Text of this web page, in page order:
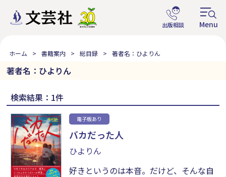
ホーム 書籍案内 総目録 著者名：ひよりん
著者名：ひよりん
検索結果：1件
電子版あり
バカだった人
ひよりん
好きというのは本音。だけど、そんな自